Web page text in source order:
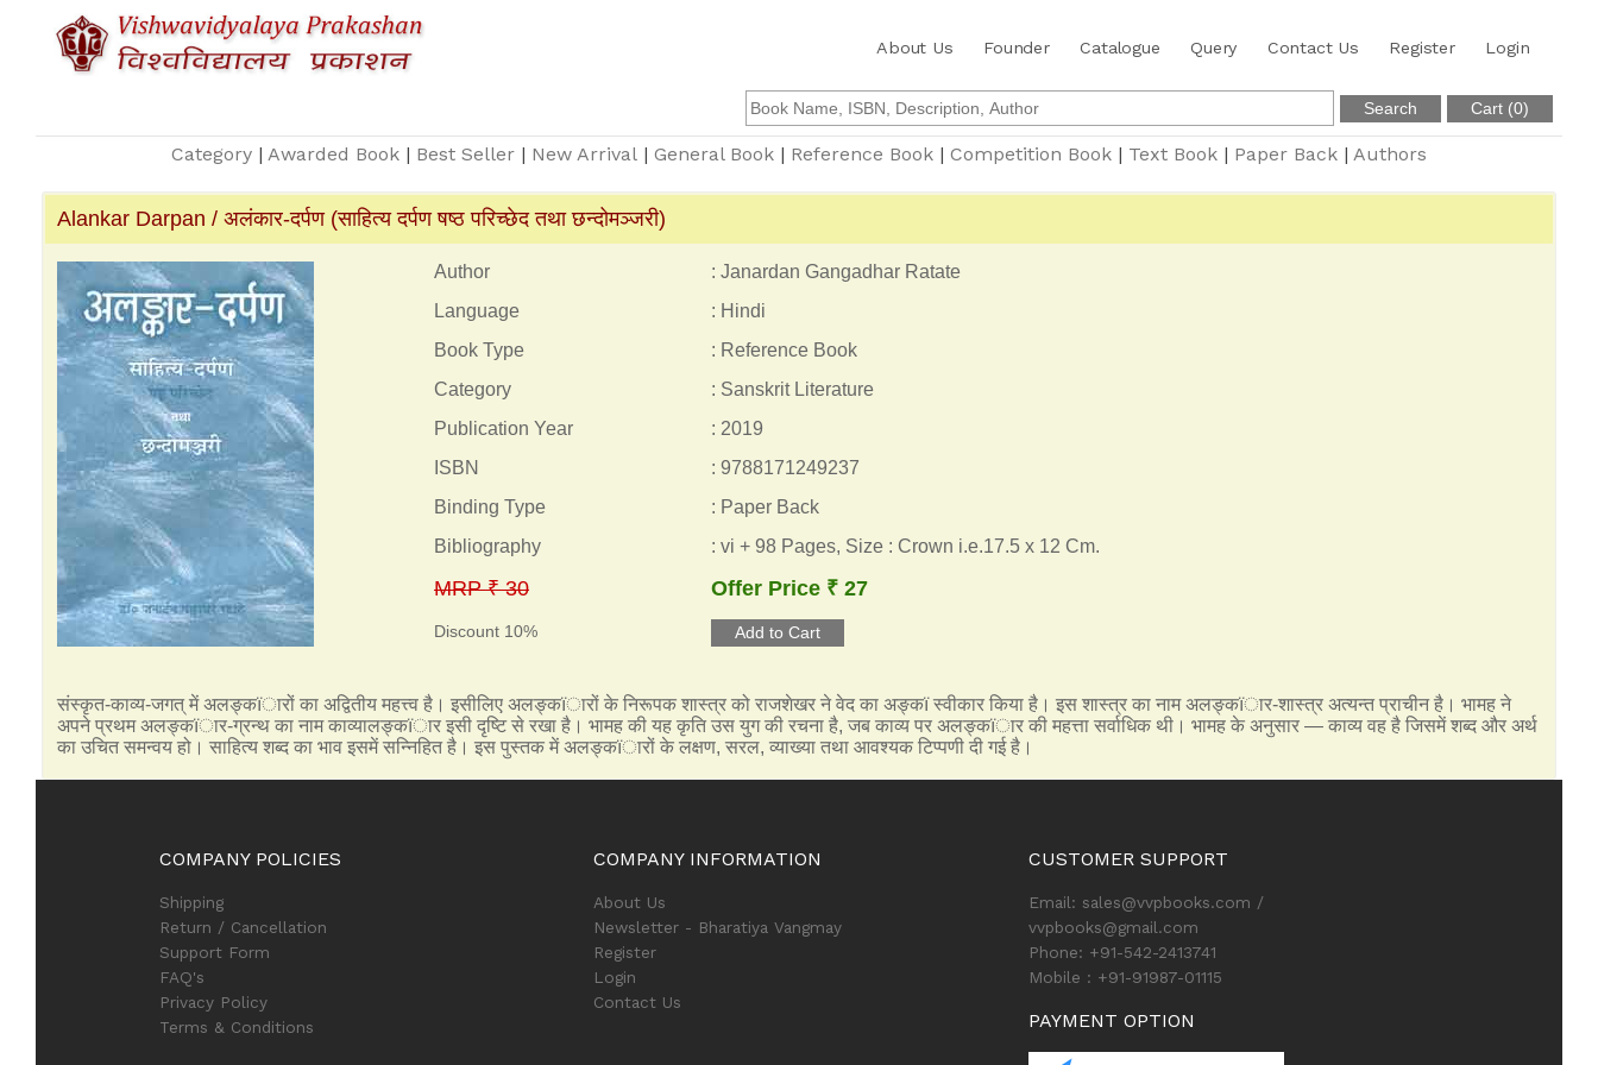
About Us Founder Catalogue Query Contact Us Register Login
Category | Awarded Book | Best Seller | New Arrival | General Book | Reference Book | Competition Book | Text Book | Paper Back | Authors
Alankar Darpan / अलंकार-दर्पण (साहित्य दर्पण षष्ठ परिच्छेद तथा छन्दोमञ्जरी)
Author
: Janardan Gangadhar Ratate
Language
: Hindi
Book Type
: Reference Book
Category
: Sanskrit Literature
Publication Year
: 2019
ISBN
: 9788171249237
Binding Type
: Paper Back
Bibliography
: vi + 98 Pages, Size : Crown i.e.17.5 x 12 Cm.
MRP ₹ 30
Discount 10%
Offer Price ₹ 27
संस्कृत-काव्य-जगत् में अलङ्कïारों का अद्वितीय महत्त्व है। इसीलिए अलङ्कïारों के निरूपक शास्त्र को राजशेखर ने वेद का अङ्कï स्वीकार किया है। इस शास्त्र का नाम अलङ्कïार-शास्त्र अत्यन्त प्राचीन है। भामह ने
अपने प्रथम अलङ्कïार-ग्रन्थ का नाम काव्यालङ्कïार इसी दृष्टि से रखा है। भामह की यह कृति उस युग की रचना है, जब काव्य पर अलङ्कïार की महत्ता सर्वाधिक थी। भामह के अनुसार — काव्य वह है जिसमें शब्द और अर्थ
का उचित समन्वय हो। साहित्य शब्द का भाव इसमें सन्निहित है। इस पुस्तक में अलङ्कïारों के लक्षण, सरल, व्याख्या तथा आवश्यक टिप्पणी दी गई है।
COMPANY POLICIES
Shipping
Return / Cancellation
Support Form
FAQ's
Privacy Policy
Terms & Conditions
COMPANY INFORMATION
About Us
Newsletter - Bharatiya Vangmay
Register
Login
Contact Us
CUSTOMER SUPPORT
Email: sales@vvpbooks.com /
vvpbooks@gmail.com
Phone: +91-542-2413741
Mobile : +91-91987-01115
PAYMENT OPTION